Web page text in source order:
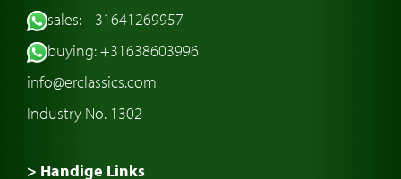
sales: +31641269957
buying: +31638603996
info@erclassics.com
Industry No. 1302
> Handige Links